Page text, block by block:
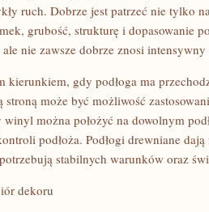
ruch. Dobrze jest patrzeć nie tylko
grubość, strukturę i dopasowanie
nie zawsze dobrze znosi
kierunkiem, gdy podłoga ma
może być możliwość
można położyć na dowolnym
podłoża. Podłogi drewniane
stabilnych warunków oraz
dekoru